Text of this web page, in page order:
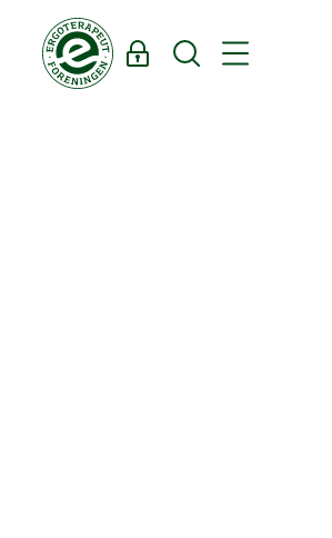
Log ind Søg